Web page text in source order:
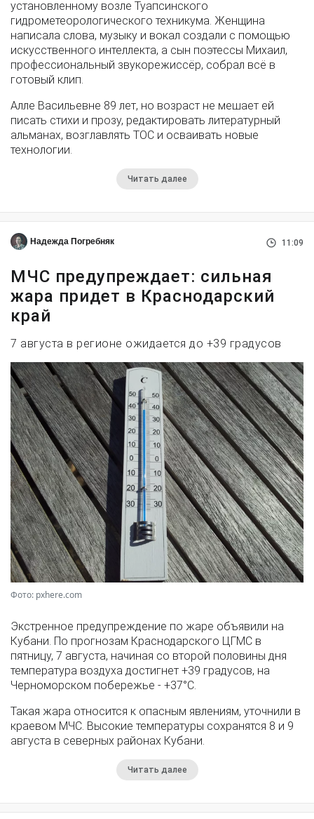
установленному возле Туапсинского
гидрометеорологического техникума. Женщина
написала слова, музыку и вокал создали с помощью
искусственного интеллекта, а сын поэтессы Михаил,
профессиональный звукорежиссёр, собрал всё в
готовый клип.
Алле Васильевне 89 лет, но возраст не мешает ей
писать стихи и прозу, редактировать литературный
альманах, возглавлять ТОС и осваивать новые
технологии.
Читать далее
Надежда Погребняк 11:09
МЧС предупреждает: сильная
жара придет в Краснодарский
край
7 августа в регионе ожидается до +39 градусов
Фото: pxhere.com
Экстренное предупреждение по жаре объявили на
Кубани. По прогнозам Краснодарского ЦГМС в
пятницу, 7 августа, начиная со второй половины дня
температура воздуха достигнет +39 градусов, на
Черноморском побережье - +37°­С.
Такая жара относится к опасным явлениям, уточнили в
краевом МЧС. Высокие температуры сохранятся 8 и 9
августа в северных районах Кубани.
Читать далее